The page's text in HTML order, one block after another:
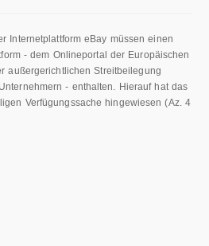
Internetplattform eBay müssen einen
- dem Onlineportal der Europäischen
außergerichtlichen Streitbeilegung
- enthalten. Hierauf hat das
Verfügungssache hingewiesen (Az. 4